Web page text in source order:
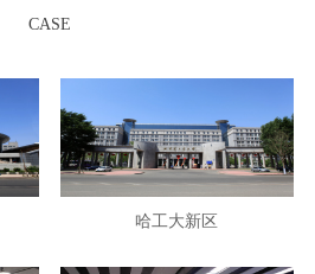
CASE
哈工大新区